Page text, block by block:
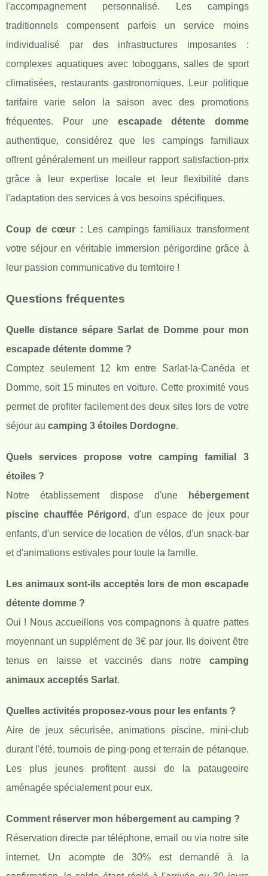
l'accompagnement personnalisé. Les campings
traditionnels compensent parfois un service moins
individualisé par des infrastructures imposantes :
complexes aquatiques avec toboggans, salles de sport
climatisées, restaurants gastronomiques. Leur politique
tarifaire varie selon la saison avec des promotions
fréquentes. Pour une escapade détente domme
authentique, considérez que les campings familiaux
offrent généralement un meilleur rapport satisfaction-prix
grâce à leur expertise locale et leur flexibilité dans
l'adaptation des services à vos besoins spécifiques.
Coup de cœur : Les campings familiaux transforment
votre séjour en véritable immersion périgordine grâce à
leur passion communicative du territoire !
Questions fréquentes
Quelle distance sépare Sarlat de Domme pour mon
escapade détente domme ?
Comptez seulement 12 km entre Sarlat-la-Canéda et
Domme, soit 15 minutes en voiture. Cette proximité vous
permet de profiter facilement des deux sites lors de votre
séjour au camping 3 étoiles Dordogne.
Quels services propose votre camping familial 3
étoiles ?
Notre établissement dispose d'une
hébergement
piscine chauffée Périgord , d'un espace de jeux pour
enfants, d'un service de location de vélos, d'un snack-bar
et d'animations estivales pour toute la famille.
Les animaux sont-ils acceptés lors de mon escapade
détente domme ?
Oui ! Nous accueillons vos compagnons à quatre pattes
moyennant un supplément de 3€ par jour. Ils doivent être
tenus en laisse et vaccinés dans notre camping
animaux acceptés Sarlat.
Quelles activités proposez-vous pour les enfants ?
Aire de jeux sécurisée, animations piscine, mini-club
durant l'été, tournois de ping-pong et terrain de pétanque.
Les plus jeunes profitent aussi de la pataugeoire
aménagée spécialement pour eux.
Comment réserver mon hébergement au camping ?
Réservation directe par téléphone, email ou via notre site
internet. Un acompte de 30% est demandé à la